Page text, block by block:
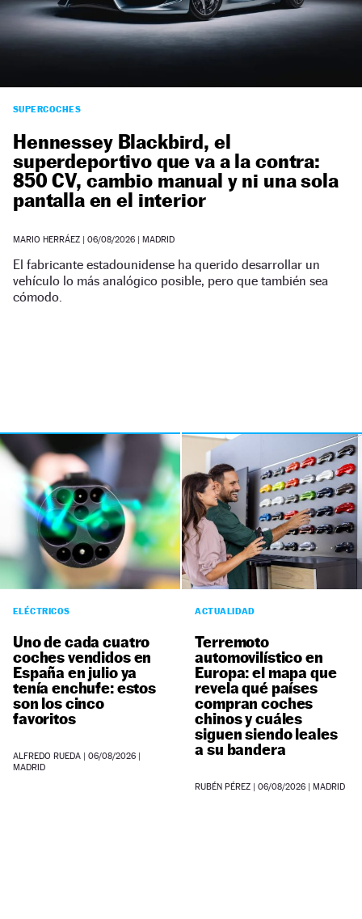
NEWSLETTER
SUPERCOCHES
Hennessey Blackbird, el
superdeportivo que va a la contra:
850 CV, cambio manual y ni una sola
pantalla en el interior
MARIO HERRÁEZ 06/08/2026 | MADRID
El fabricante estadounidense ha querido desarrollar un
vehículo lo más analógico posible, pero que también sea
cómodo.
ELÉCTRICOS
Uno de cada cuatro
coches vendidos en
España en julio ya
tenía enchufe: estos
son los cinco
favoritos
ALFREDO RUEDA 06/08/2026
MADRID
ACTUALIDAD
Terremoto
automovilístico en
Europa: el mapa que
revela qué países
compran coches
chinos y cuáles
siguen siendo leales
a su bandera
RUBÉN PÉREZ |06/08/2026 | MADRID